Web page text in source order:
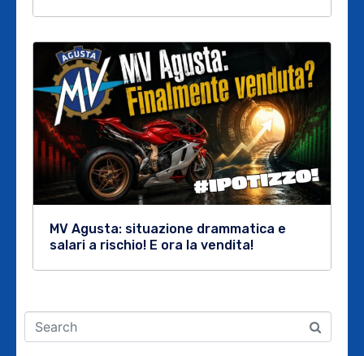
MV Agusta: situazione drammatica e
salari a rischio! E ora la vendita!